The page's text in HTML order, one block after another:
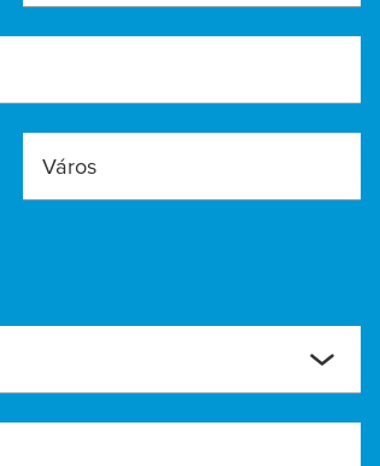
Város